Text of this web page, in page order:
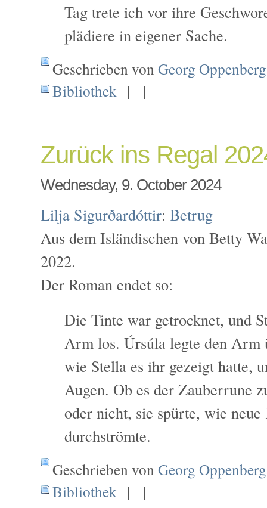
Tag trete ich vor ihre
plädiere in eigener Sache.
Geschrieben vonGeorg Oppenberg
Bibliothek | |
Zurück ins Regal
Wednesday, 9. October 2024
Lilja Sigurðardóttir:Betrug
Aus dem Isländischen von Betty
2022.
Der Roman endet so:
Die Tinte war getrocknet, und
Arm los. Úrsúla legte den Arm
wie Stella es ihr gezeigt hatte,
Augen. Ob es der Zauberrune
oder nicht, sie spürte, wie
durchströmte.
Geschrieben vonGeorg Oppenberg
Bibliothek | |